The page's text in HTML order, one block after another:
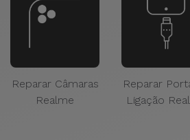
Reparar Câmaras
Realme
Reparar
Ligação